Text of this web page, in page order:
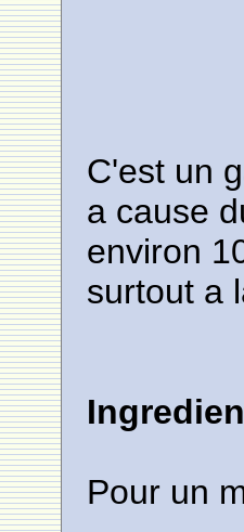
C'est un
a cause
environ
surtout a
Pour un